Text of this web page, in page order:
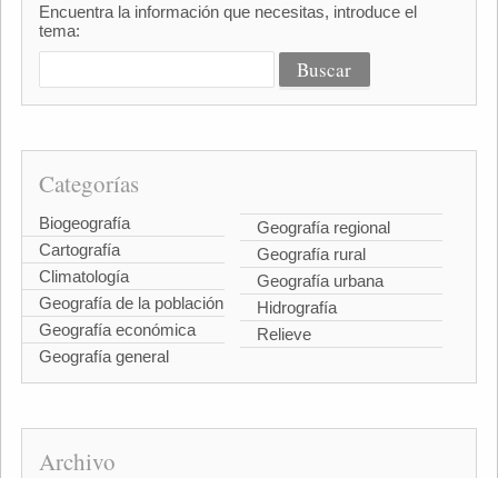
Encuentra la información que necesitas, introduce el
tema:
Categorías
Biogeografía
Cartografía
Climatología
Geografía de la población
Geografía económica
Geografía general
Geografía regional
Geografía rural
Geografía urbana
Hidrografía
Relieve
Archivo